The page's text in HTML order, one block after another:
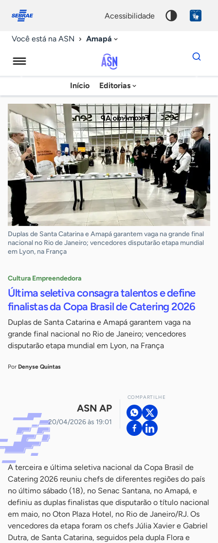
conosco
acessibilidade
Você está na ASN Amapá
Agência
Sebrae
de
Notícias
Início Editorias
Dados
para
chave
Duplas de Santa Catarina e Amapá garantem vaga na grande final
nacional no Rio de Janeiro; vencedores disputarão etapa mundial
em Lyon, na França
Cultura Empreendedora
Última seletiva consagra talentos e define
finalistas da Copa Brasil de Catering 2026
Duplas de Santa Catarina e Amapá garantem vaga na
grande final nacional no Rio de Janeiro; vencedores
disputarão etapa mundial em Lyon, na França
Por Denyse Quintas
ASN AP
20/04/2026 às 19:01
COMPARTILHE
A terceira e última seletiva nacional da Copa Brasil de
Catering 2026 reuniu chefs de diferentes regiões do país
no último sábado (18), no Senac Santana, no Amapá, e
definiu as duplas finalistas que disputarão o título nacional
em maio, no Oton Plaza Hotel, no Rio de Janeiro/RJ. Os
vencedores da etapa foram os chefs Júlia Xavier e Gabriel
Dutra, de Santa Catarina, seguidos pela dupla Flora e